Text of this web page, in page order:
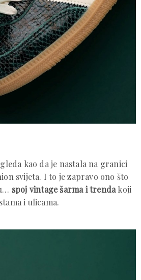
kao da je nastala na granici
svijeta. I to je zapravo ono što
spoj vintage šarma i trendakoji
i ulicama.